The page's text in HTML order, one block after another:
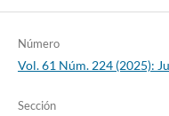
Número
Vol. 61 Núm. 224 (2025):
Sección